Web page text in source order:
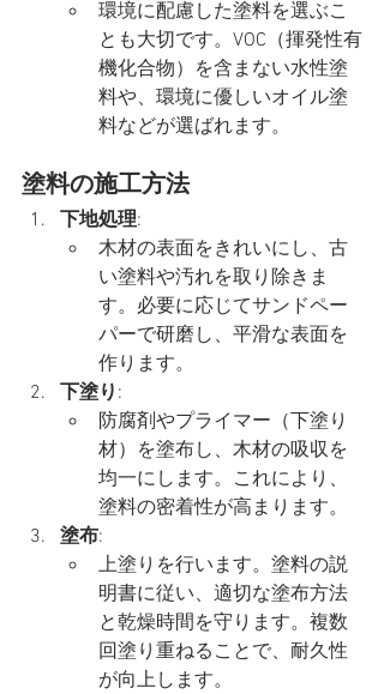
環境に配慮した塗料を選ぶこ
とも大切です。VOC（揮発性有
機化合物）を含まない水性塗
料や、環境に優しいオイル塗
料などが選ばれます。
塗料の施工方法
下地処理:
木材の表面をきれいにし、古
い塗料や汚れを取り除きま
す。必要に応じてサンドペー
パーで研磨し、平滑な表面を
作ります。
下塗り :
防腐剤やプライマー（下塗り
材）を塗布し、木材の吸収を
均一にします。これにより、
塗料の密着性が高まります。
塗布:
上塗りを行います。塗料の説
明書に従い、適切な塗布方法
と乾燥時間を守ります。複数
回塗り重ねることで、耐久性
が向上します。